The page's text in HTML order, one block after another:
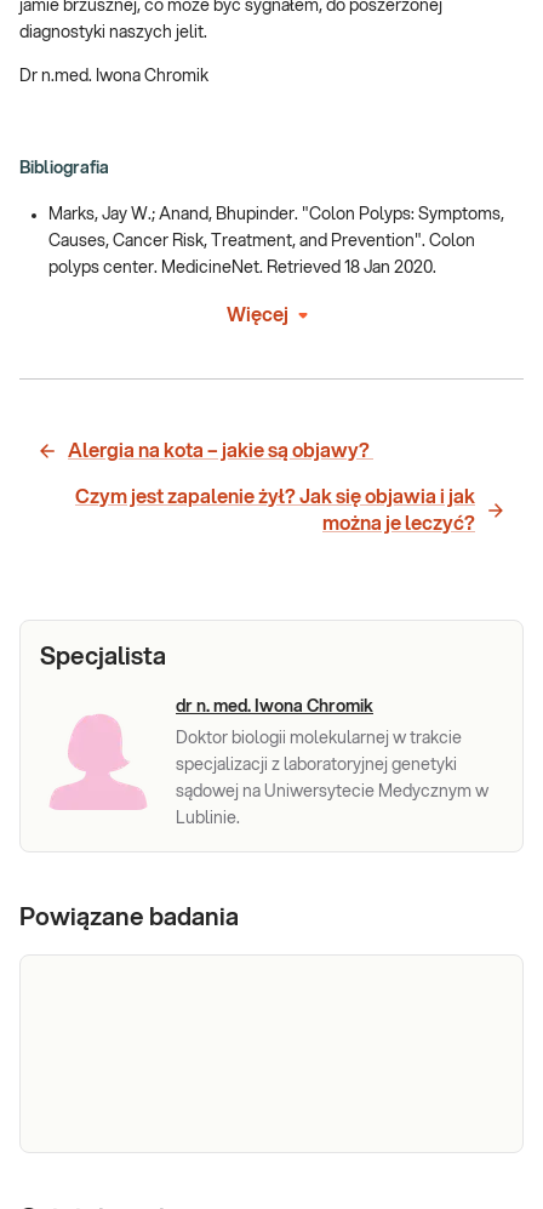
jamie brzusznej, co może być sygnałem, do poszerzonej
diagnostyki naszych jelit.
Dr n.med. Iwona Chromik
Bibliografia
Marks, Jay W.; Anand, Bhupinder. "Colon Polyps: Symptoms,
Causes, Cancer Risk, Treatment, and Prevention". Colon
polyps center. MedicineNet. Retrieved 18 Jan 2020.
Więcej
Alergia na kota – jakie są objawy?
Czym jest zapalenie żył? Jak się objawia i jak
można je leczyć?
Specjalista
dr n. med. Iwona Chromik
Doktor biologii molekularnej w trakcie
specjalizacji z laboratoryjnej genetyki
sądowej na Uniwersytecie Medycznym w
Lublinie.
Powiązane badania